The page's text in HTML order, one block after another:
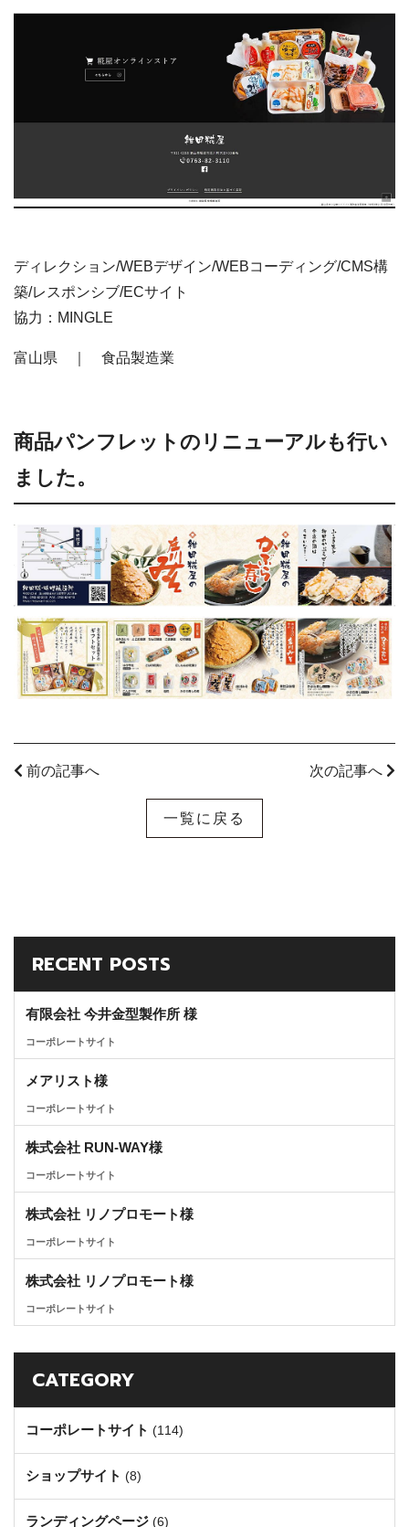
ディレクション/WEBデザイン/WEBコーディング/CMS構
築/レスポンシブ/ECサイト
協力：MINGLE
富山県 ｜ 食品製造業
商品パンフレットのリニューアルも行い
ました。
前の記事へ 次の記事へ
一覧に戻る
RECENT POSTS
有限会社 今井金型製作所 様
コーポレートサイト
メアリスト様
コーポレートサイト
株式会社 RUN-WAY様
コーポレートサイト
株式会社 リノプロモート様
コーポレートサイト
株式会社 リノプロモート様
コーポレートサイト
CATEGORY
コーポレートサイト (114)
ショップサイト (8)
ランディングページ (6)